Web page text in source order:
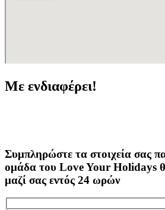
Με ενδιαφέρει!
Συμπληρώστε τα στοιχεία σας
ομάδα του Love Your Holidays
μαζί σας εντός 24 ωρών